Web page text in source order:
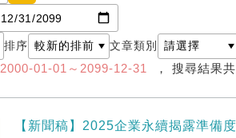
排序 文章類別
2000-01-01～2099-12-31 ， 搜尋結果
【新聞稿】2025企業永續揭露準備